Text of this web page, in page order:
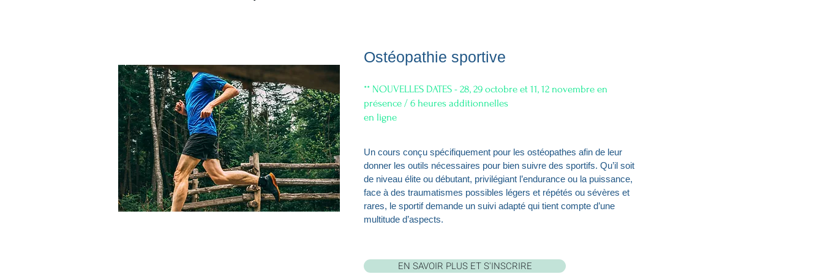
Ostéopathie sportive
** NOUVELLES DATES - 28, 29 octobre et 11, 12 novembre en
présence / 6 heures additionnelles
en ligne
Un cours conçu spécifiquement pour les ostéopathes afin de leur
donner les outils nécessaires pour bien suivre des sportifs. Qu’il soit
de niveau élite ou débutant, privilégiant l’endurance ou la puissance,
face à des traumatismes possibles légers et répétés ou sévères et
rares, le sportif demande un suivi adapté qui tient compte d’une
multitude d’aspects.
EN SAVOIR PLUS ET S'INSCRIRE